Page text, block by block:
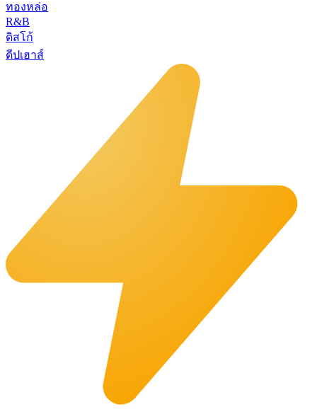
ทองหล่อ
R&B
ดิสโก้
ดีปเฮาส์